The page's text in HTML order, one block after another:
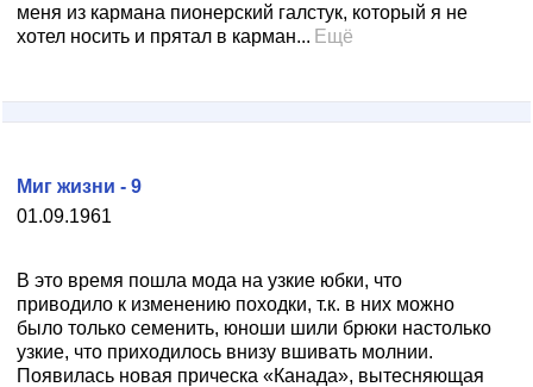
меня из кармана пионерский галстук, который я не
хотел носить и прятал в карман... Ещё
01.09.1961
Миг жизни - 9
В это время пошла мода на узкие юбки, что
приводило к изменению походки, т.к. в них можно
было только семенить, юноши шили брюки настолько
узкие, что приходилось внизу вшивать молнии.
Появилась новая прическа «Канада», вытесняющая